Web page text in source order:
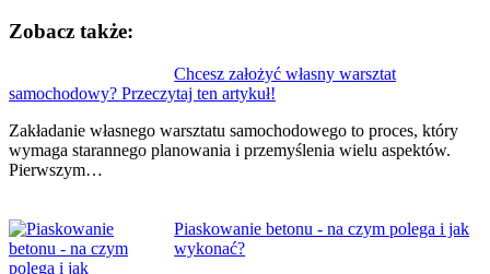
Zobacz także:
Chcesz założyć własny warsztat
samochodowy? Przeczytaj ten artykuł!
Zakładanie własnego warsztatu samochodowego to proces, który
wymaga starannego planowania i przemyślenia wielu aspektów.
Pierwszym…
Piaskowanie betonu - na czym polega i jak
wykonać?
wpisu